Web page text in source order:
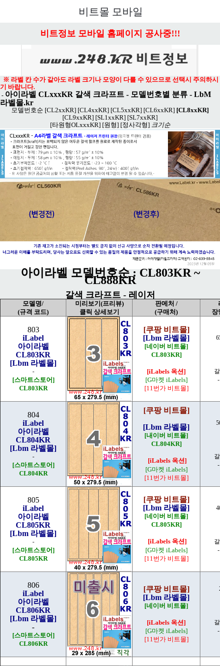
비트몰 모바일
비트정보 모바일 홈페이지 공사중!!!
※ 라벨 칸 수가 같아도 라벨 크기나 모양이 다를 수 있으므로 선택시 주의하시
기 바랍니다.
- 아이라벨 CLxxxKR 갈색 크라프트 - 모델번호별 분류 - LbM
라벨몰.kr
모델번호순 [CL2xxKR] [CL4xxKR] [CL5xxKR] [CL6xxKR] [CL8xxKR]
[CL9xxKR] [SL1xxKR] [SL7xxKR]
[타원형OLxxxKR] [원형] [정사각형] 크기순
아이라벨 모델번호순 : CL803KR ~
CL888KR
갈색 크라프트 - 레이저
모델명/
(규격 코드)
미리보기(프리뷰)
클릭 상세보기
판메처 /
(구매처)
장
803
iLabel
아이라벨
CL803KR
[Lbm 라벨몰]
-
[스마트스토어]
CL803KR
[쿠팡 비트몰]
[Lbm 라벨몰]
[네이버 비트몰]
CL803KR]
[iLabels 옥션]
[G마켓 iLabels]
[11번가 비트몰]
804
iLabel
아이라벨
CL804KR
[Lbm 라벨몰]
-
[스마트스토어]
CL804KR
[쿠팡 비트몰]
[Lbm 라벨몰]
[내이버 비트몰]
CL804KR]
[iLabels 옥션]
[G마켓 iLabels]
[11번가 비트몰]
805
iLabel
아이라벨
CL805KR
[Lbm 라벨몰]
-
[스마트스토어]
CL805KR
[쿠팡 비트몰]
[Lbm 라벨몰]
[네이버 비트몰]
CL805KR]
[iLabels 옥션]
[G마켓 iLabels]
[11번가 비트몰]
806
iLabel
아이라벨
CL806KR
[Lbm 라벨몰]
-
[스마트스토어]
CL806KR
[쿠팡 비트몰]
[Lbm 라벨몰]
[네이버 비트몰]
[iLabels 옥션]
[G마켓 iLabels]
[11번가 비트몰]